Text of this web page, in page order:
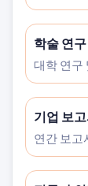
학술 연구
대학 연구
기업 보
연간 보고